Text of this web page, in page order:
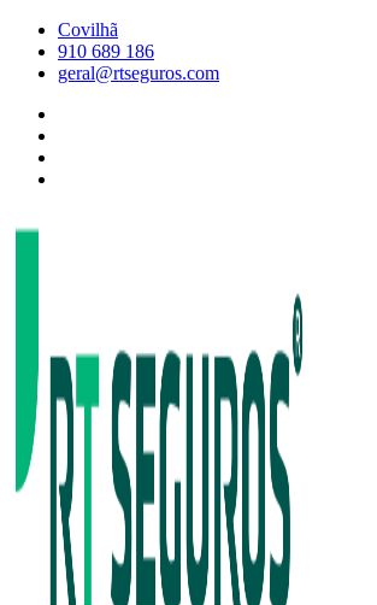
Skip
content
Covilhã
910 689 186
geral@rtseguros.com